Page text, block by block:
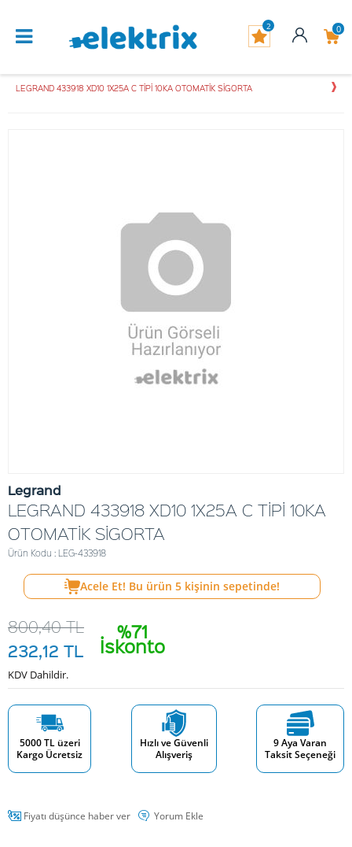
0
2
LEGRAND 433918 XD10 1X25A C TİPİ 10KA OTOMATİK SİGORTA
Legrand
LEGRAND 433918 XD10 1X25A C TİPİ 10KA
OTOMATİK SİGORTA
Ürün Kodu : LEG-433918
Acele Et! Bu ürün 5 kişinin sepetinde!
%71
İskonto
800,40TL
232,12 TL
KDV Dahildir.
5000 TL üzeri
Kargo Ücretsiz
Hızlı ve Güvenli
Alışveriş
9 Aya Varan
Taksit Seçeneği
Fiyatı düşünce haber ver Yorum Ekle